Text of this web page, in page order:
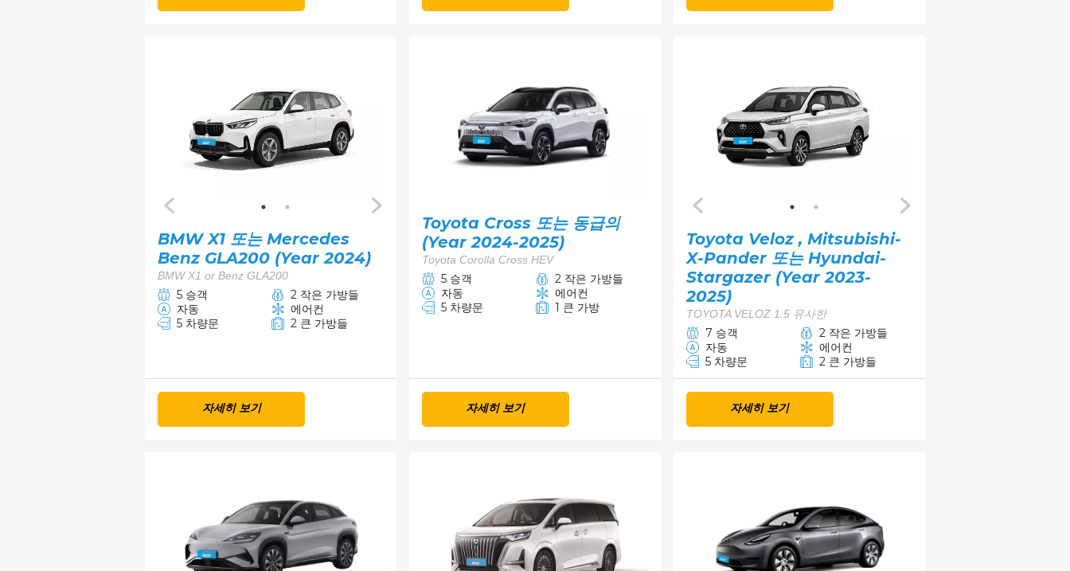
BMW X1 또는 Mercedes
Benz GLA200 (Year 2024)
BMW X1 or Benz GLA200
5 승객
2 작은 가방들
자동
에어컨
5 차량문
2 큰 가방들
자세히 보기
Toyota Cross 또는 동급의
(Year 2024-2025)
Toyota Corolla Cross HEV
5 승객
2 작은 가방들
자동
에어컨
5 차량문
1 큰 가방
자세히 보기
Toyota Veloz , Mitsubishi-
X-Pander 또는 Hyundai-
Stargazer (Year 2023-
2025)
TOYOTA VELOZ 1.5 유사한
7 승객
2 작은 가방들
자동
에어컨
5 차량문
2 큰 가방들
자세히 보기